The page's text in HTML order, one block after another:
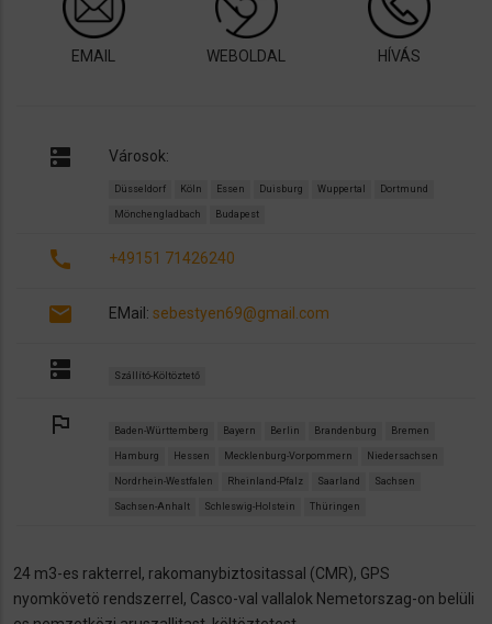
EMAIL WEBOLDAL HÍVÁS
dns Városok:
Düsseldorf Köln Essen Duisburg Wuppertal Dortmund
Mönchengladbach Budapest
call +49151 71426240
email EMail: sebestyen69@gmail.com
dns Szállító-Költöztető
outlined_flag Baden-Württemberg Bayern Berlin Brandenburg Bremen
Hamburg Hessen Mecklenburg-Vorpommern Niedersachsen
Nordrhein-Westfalen Rheinland-Pfalz Saarland Sachsen
Sachsen-Anhalt Schleswig-Holstein Thüringen
24 m3-es rakterrel, rakomanybiztositassal (CMR), GPS
nyomkövetö rendszerrel, Casco-val vallalok Nemetorszag-on belüli